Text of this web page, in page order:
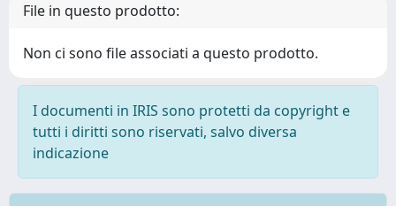
File in questo prodotto:
Non ci sono file associati a questo prodotto.
I documenti in IRIS sono protetti da copyright e
tutti i diritti sono riservati, salvo diversa
indicazione